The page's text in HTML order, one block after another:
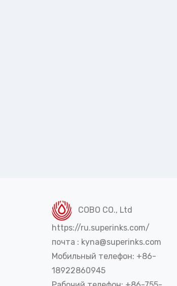
COBO CO., Ltd
https://ru.superinks.com/
почта : kyna@superinks.com
Мобильный телефон: +86-
18922860945